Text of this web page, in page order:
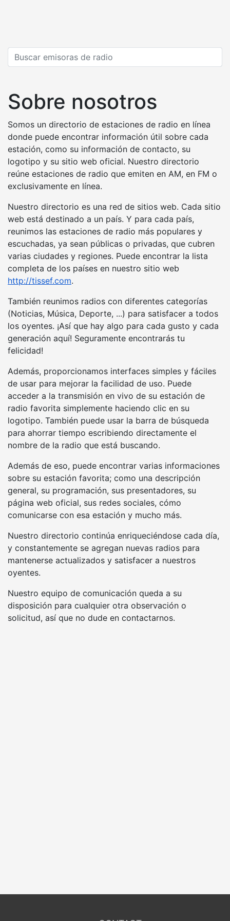
Sobre nosotros
Somos un directorio de estaciones de radio en línea
donde puede encontrar información útil sobre cada
estación, como su información de contacto, su
logotipo y su sitio web oficial. Nuestro directorio
reúne estaciones de radio que emiten en AM, en FM o
exclusivamente en línea.
Nuestro directorio es una red de sitios web. Cada sitio
web está destinado a un país. Y para cada país,
reunimos las estaciones de radio más populares y
escuchadas, ya sean públicas o privadas, que cubren
varias ciudades y regiones. Puede encontrar la lista
completa de los países en nuestro sitio web
http://tissef.com.
También reunimos radios con diferentes categorías
(Noticias, Música, Deporte, ...) para satisfacer a todos
los oyentes. ¡Así que hay algo para cada gusto y cada
generación aquí! Seguramente encontrarás tu
felicidad!
Además, proporcionamos interfaces simples y fáciles
de usar para mejorar la facilidad de uso. Puede
acceder a la transmisión en vivo de su estación de
radio favorita simplemente haciendo clic en su
logotipo. También puede usar la barra de búsqueda
para ahorrar tiempo escribiendo directamente el
nombre de la radio que está buscando.
Además de eso, puede encontrar varias informaciones
sobre su estación favorita; como una descripción
general, su programación, sus presentadores, su
página web oficial, sus redes sociales, cómo
comunicarse con esa estación y mucho más.
Nuestro directorio continúa enriqueciéndose cada día,
y constantemente se agregan nuevas radios para
mantenerse actualizados y satisfacer a nuestros
oyentes.
Nuestro equipo de comunicación queda a su
disposición para cualquier otra observación o
solicitud, así que no dude en contactarnos.